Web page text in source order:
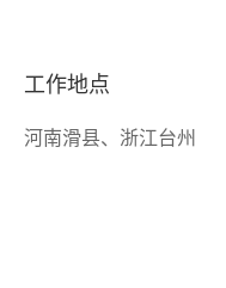
工作地点
河南滑县、浙江台州